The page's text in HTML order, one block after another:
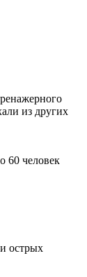
из других
60 человек
острых